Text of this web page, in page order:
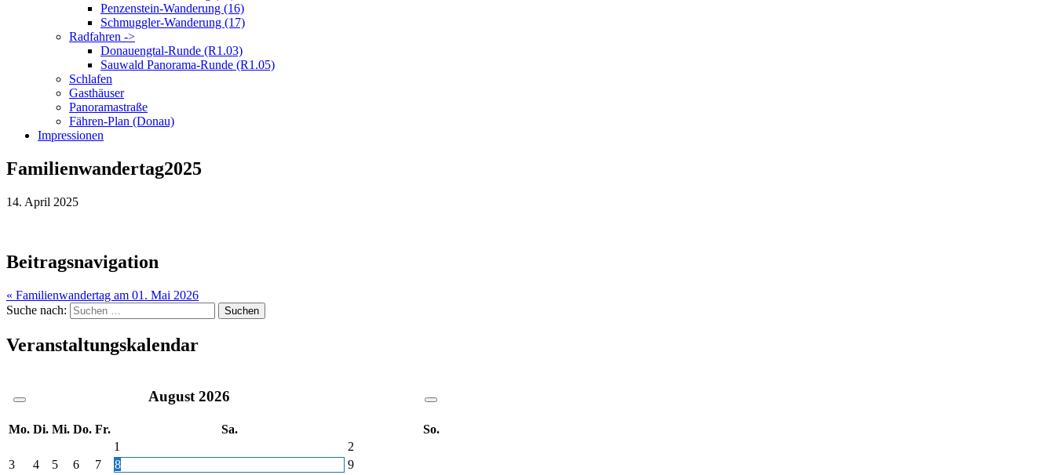
Penzenstein-Wanderung (16)
Schmuggler-Wanderung (17)
Radfahren ->
Donauengtal-Runde (R1.03)
Sauwald Panorama-Runde (R1.05)
Schlafen
Gasthäuser
Panoramastraße
Fähren-Plan (Donau)
Impressionen
Familienwandertag2025
14. April 2025
Beitragsnavigation
« Familienwandertag am 01. Mai 2026
Suche nach:
Veranstaltungskalendar
August 2026
Mo. Di. Mi. Do. Fr. Sa.
So.
1
2
3
4 5 6 7 8 9